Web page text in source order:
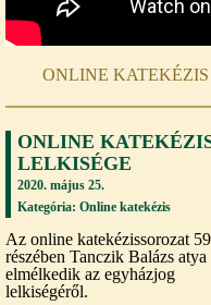
ONLINE KATEKÉZIS
ONLINE
LELKISÉGE
2020. május 25.
Kategória: Online katekézis
Az online katekézissorozat
részében Tanczik Balázs atya
elmélkedik az egyházjog
lelkiségéről.